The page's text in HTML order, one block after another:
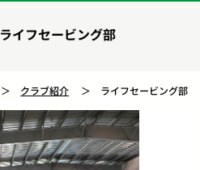
ライフセービング部
クラブ紹介 ライフセービング部